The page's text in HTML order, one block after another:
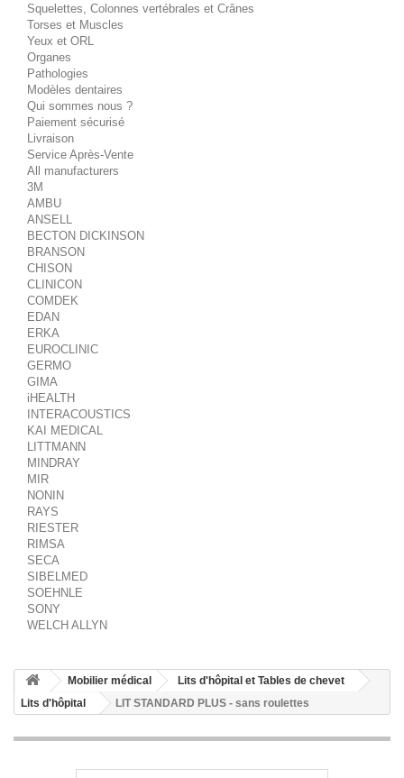
Squelettes, Colonnes vertébrales et Crânes
Torses et Muscles
Yeux et ORL
Organes
Pathologies
Modèles dentaires
Qui sommes nous ?
Paiement sécurisé
Livraison
Service Après-Vente
All manufacturers
3M
AMBU
ANSELL
BECTON DICKINSON
BRANSON
CHISON
CLINICON
COMDEK
EDAN
ERKA
EUROCLINIC
GERMO
GIMA
iHEALTH
INTERACOUSTICS
KAI MEDICAL
LITTMANN
MINDRAY
MIR
NONIN
RAYS
RIESTER
RIMSA
SECA
SIBELMED
SOEHNLE
SONY
WELCH ALLYN
Mobilier médical
Lits d'hôpital et Tables de chevet
Lits d'hôpital
LIT STANDARD PLUS - sans roulettes